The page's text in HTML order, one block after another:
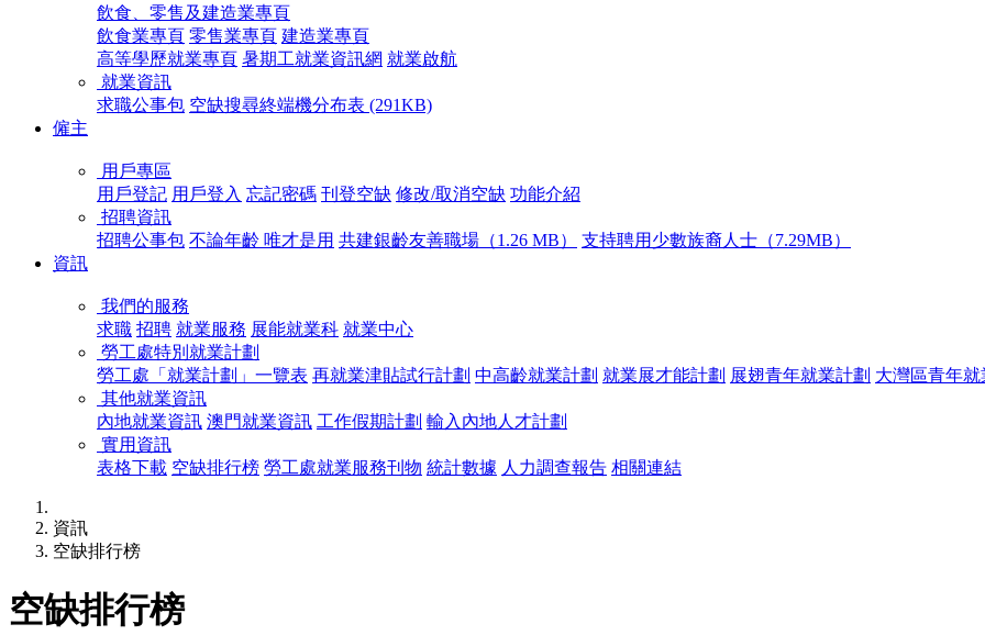
飲食、零售及建造業專頁
飲食業專頁 零售業專頁 建造業專頁
高等學歷就業專頁 暑期工就業資訊網 就業啟航
就業資訊
求職公事包 空缺搜尋終端機分布表 (291KB)
僱主
用戶專區
用戶登記 用戶登入 忘記密碼 刊登空缺 修改/取消空缺 功能介紹
招聘資訊
招聘公事包 不論年齡 唯才是用 共建銀齡友善職場（1.26 MB）
支持聘用少數族裔人士（7.29MB）
資訊
我們的服務
求職 招聘 就業服務 展能就業科 就業中心
勞工處特別就業計劃
勞工處「就業計劃」一覽表 再就業津貼試行計劃 中高齡就業計劃 就業展才能計劃 展翅青年就業計劃 大灣區青年就
其他就業資訊
內地就業資訊 澳門就業資訊 工作假期計劃 輸入內地人才計劃
實用資訊
表格下載 空缺排行榜 勞工處就業服務刊物 統計數據 人力調查報告 相關連結
資訊
空缺排行榜
空缺排行榜